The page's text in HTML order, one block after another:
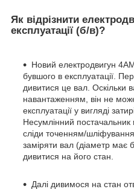
Як відрізнити
експлуатації (б/в)?
Новий електродвигун
бувшого в експлуатації.
дивитися це вал. Оскільки
навантаженням, він не
експлуатації у вигляді
Несумлінний
сліди точенням/
заміряти вал (діаметр має
дивитися на його стан.
Далі дивимося на стан